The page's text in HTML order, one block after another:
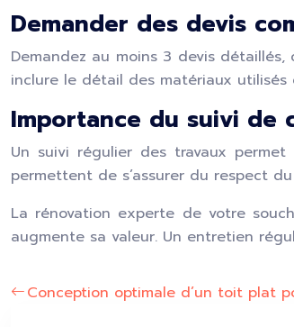
Demander des devis
Demandez au moins 3 devis
inclure le détail des matériaux
Importance du suivi de
Un suivi régulier des travaux
permettent de s’assurer du respect
La rénovation experte de votre
augmente sa valeur. Un entretien
Conception optimale d’un toit plat